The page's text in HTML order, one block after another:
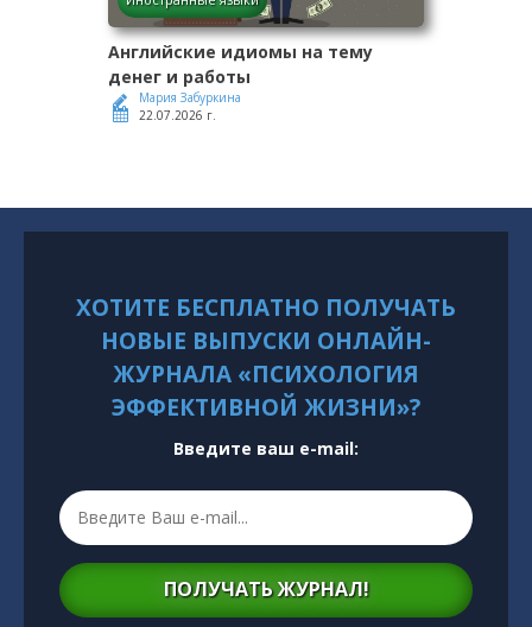
Английские идиомы на тему
денег и работы
Мария Забуркина
22.07.2026 г.
ХОТИТЕ БЕСПЛАТНО ПОЛУЧАТЬ
НОВЫЕ ВЫПУСКИ ОНЛАЙН-
ЖУРНАЛА «ПСИХОЛОГИЯ
ЭФФЕКТИВНОЙ ЖИЗНИ»?
Введите ваш e-mail:
ПОЛУЧАТЬ ЖУРНАЛ!